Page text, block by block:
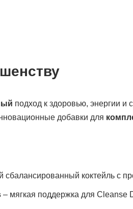
подход к здоровью, энергии и
добавки для
сбалансированный коктейль с
– мягкая поддержка для Cleanse